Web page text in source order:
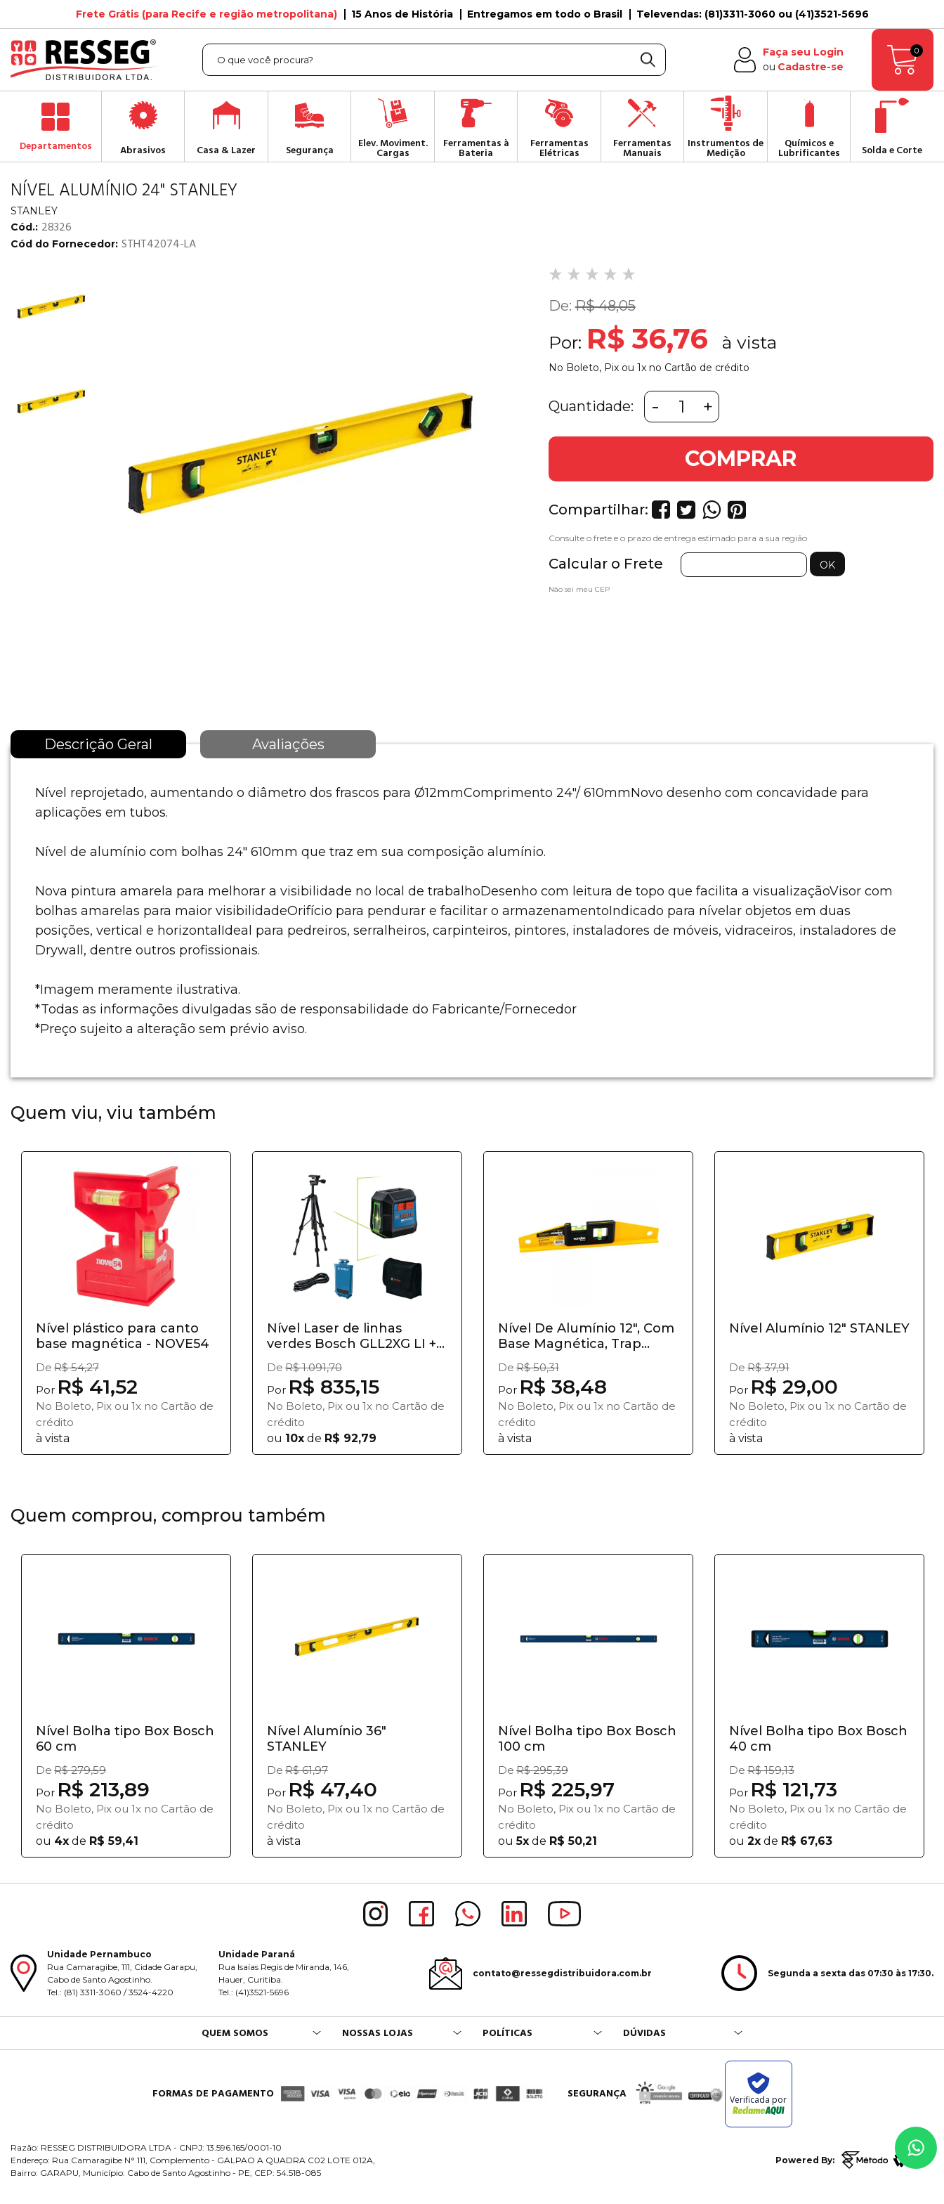
Frete Grátis (para Recife e região metropolitana) 15 Anos de História Entregamos em todo o Brasil Televendas: (81)3311-3060 ou (41)3521-5696
Faça seu Login
ou Cadastre-se
0
Departamentos Abrasivos Casa & Lazer Segurança
Elev. Moviment.
Cargas
Ferramentas à
Bateria
Ferramentas
Elétricas
Ferramentas
Manuais
Instrumentos de
Medição
Químicos e
Lubrificantes Solda e Corte
NÍVEL ALUMÍNIO 24" STANLEY
STANLEY
Cód.: 28326
Cód do Fornecedor: STHT42074-LA
De:R$ 48,05
Por: R$ 36,76
No Boleto, Pix ou 1x no Cartão de crédito
Quantidade: - +
COMPRAR
Compartilhar:
Calcular o Frete
Não sei meu CEP
Descrição Geral Avaliações
Nível reprojetado, aumentando o diâmetro dos frascos para Ø12mmComprimento 24"/ 610mmNovo desenho com concavidade para
aplicações em tubos.
Nível de alumínio com bolhas 24" 610mm que traz em sua composição alumínio.
Nova pintura amarela para melhorar a visibilidade no local de trabalhoDesenho com leitura de topo que facilita a visualizaçãoVisor com
bolhas amarelas para maior visibilidadeOrifício para pendurar e facilitar o armazenamentoIndicado para nívelar objetos em duas
posições, vertical e horizontalIdeal para pedreiros, serralheiros, carpinteiros, pintores, instaladores de móveis, vidraceiros, instaladores de
Drywall, dentre outros profissionais.
*Imagem meramente ilustrativa.
*Todas as informações divulgadas são de responsabilidade do Fabricante/Fornecedor
*Preço sujeito a alteração sem prévio aviso.
Quem viu, viu também
Nível plástico para canto
base magnética - NOVE54
De R$ 54,27
Por R$ 41,52
No Boleto, Pix ou 1x no Cartão de
crédito
à vista
Nível Laser de linhas
verdes Bosch GLL2XG LI +...
De R$ 1.091,70
Por R$ 835,15
No Boleto, Pix ou 1x no Cartão de
crédito
ou 10x de R$ 92,79
Nível De Alumínio 12", Com
Base Magnética, Trap...
De R$ 50,31
Por R$ 38,48
No Boleto, Pix ou 1x no Cartão de
crédito
à vista
Nível Alumínio 12" STANLEY
De R$ 37,91
Por R$ 29,00
No Boleto, Pix ou 1x no Cartão de
crédito
à vista
Quem comprou, comprou também
Nível Bolha tipo Box Bosch
60 cm
De R$ 279,59
Por R$ 213,89
No Boleto, Pix ou 1x no Cartão de
crédito
ou 4x de R$ 59,41
Nível Alumínio 36"
STANLEY
De R$ 61,97
Por R$ 47,40
No Boleto, Pix ou 1x no Cartão de
crédito
à vista
Nível Bolha tipo Box Bosch
100 cm
De R$ 295,39
Por R$ 225,97
No Boleto, Pix ou 1x no Cartão de
crédito
ou5x de R$ 50,21
Nível Bolha tipo Box Bosch
40 cm
De R$ 159,13
Por R$ 121,73
No Boleto, Pix ou 1x no Cartão de
crédito
ou 2x de R$ 67,63
Unidade Pernambuco
Rua Camaragibe, 111, Cidade Garapu,
Cabo de Santo Agostinho.
Tel.: (81) 3311-3060 / 3524-4220
Unidade Paraná
Rua Isaías Regis de Miranda, 146,
Hauer, Curitiba.
Tel.: (41)3521-5696
contato@ressegdistribuidora.com.br Segunda a sexta das 07:30 às 17:30.
QUEM SOMOS NOSSAS LOJAS POLÍTICAS DÚVIDAS
FORMAS DE PAGAMENTO SEGURANÇA Verificada por
Razão: RESSEG DISTRIBUIDORA LTDA - CNPJ: 13.596.165/0001-10
Endereço: Rua Camaragibe N° 111, Complemento - GALPAO A QUADRA C02 LOTE 012A,
Bairro: GARAPU, Município: Cabo de Santo Agostinho - PE, CEP: 54.518-085
Powered By: